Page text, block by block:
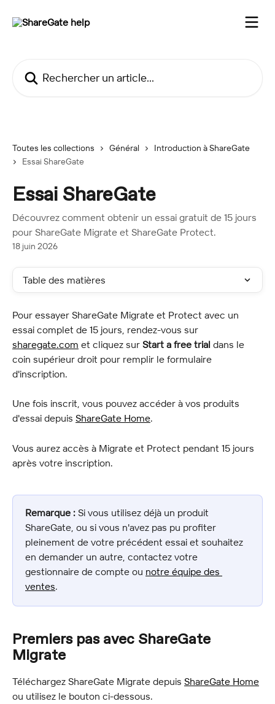
Toutes les collections Général
Introduction à ShareGate
Essai ShareGate
Essai ShareGate
Découvrez comment obtenir un essai gratuit de 15 jours
pour ShareGate Migrate et ShareGate Protect.
18 juin 2026
Table des matières
Pour essayer ShareGate Migrate et Protect avec un
essai complet de 15 jours, rendez-vous sur
sharegate.com et cliquez sur Start a free trial dans le
coin supérieur droit pour remplir le formulaire
d'inscription.
Une fois inscrit, vous pouvez accéder à vos produits
d'essai depuis ShareGate Home.
Vous aurez accès à Migrate et Protect pendant 15 jours
après votre inscription.
Remarque : Si vous utilisez déjà un produit
ShareGate, ou si vous n'avez pas pu profiter
pleinement de votre précédent essai et souhaitez
en demander un autre, contactez votre
gestionnaire de compte ou notre équipe des
ventes.
Premiers pas avec ShareGate
Migrate
Téléchargez ShareGate Migrate depuis ShareGate Home
ou utilisez le bouton ci-dessous.